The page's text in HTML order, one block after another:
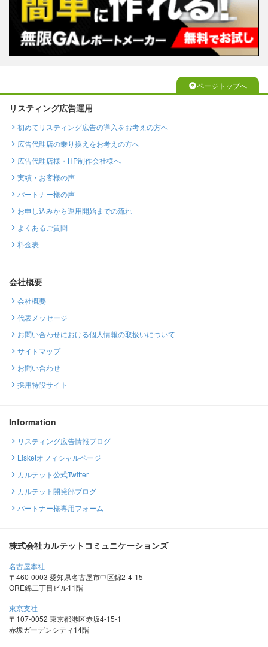
ページトップへ
リスティング広告運用
初めてリスティング広告の導入をお考えの方へ
広告代理店の乗り換えをお考えの方へ
広告代理店様・HP制作会社様へ
実績・お客様の声
パートナー様の声
お申し込みから運用開始までの流れ
よくあるご質問
料金表
会社概要
会社概要
代表メッセージ
お問い合わせにおける個人情報の取扱いについて
サイトマップ
お問い合わせ
採用特設サイト
Information
リスティング広告情報ブログ
Lisketオフィシャルページ
カルテット公式Twitter
カルテット開発部ブログ
パートナー様専用フォーム
株式会社カルテットコミュニケーションズ
名古屋本社
〒460-0003 愛知県名古屋市中区錦2-4-15
ORE錦二丁目ビル11階
東京支社
〒107-0052 東京都港区赤坂4-15-1
赤坂ガーデンシティ14階